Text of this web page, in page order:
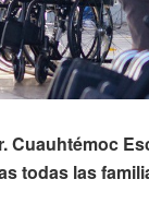
Cuauhtémoc
todas las